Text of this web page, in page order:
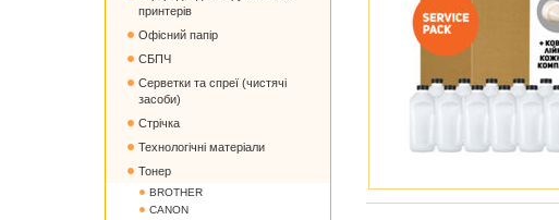
принтерів
Офісний папір
СБПЧ
Серветки та спреї (чистячі
засоби)
Стрічка
Технологічні матеріали
Тонер
BROTHER
CANON